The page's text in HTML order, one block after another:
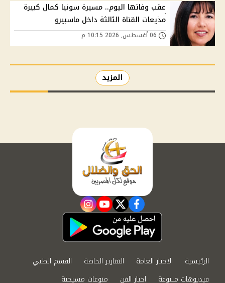
عقب وفاتها اليوم.. مسيرة سونيا كمال كبيرة
مذيعات القناة الثالثة داخل ماسبيرو
المزيد
facebook
twitter
youtube
instagram
الرئيسية الاخبار العامة التقارير الخاصة
القسم الطبي
فيديوهات متنوعة
اخبار الفن منوعات مسيحية